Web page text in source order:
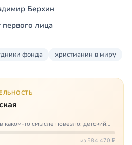
Берхин
лица
фонда христианин в миру
то смысле повезло: детский
зацепил её не очень сильно. Но
и есть немалые проблемы – Маша
из 584 470 ₽